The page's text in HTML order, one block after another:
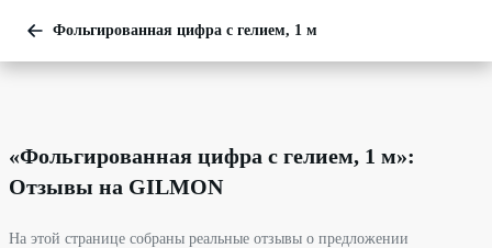
Фольгированная цифра с гелием, 1 м
«Фольгированная цифра с гелием, 1 м»:
Отзывы на GILMON
На этой странице собраны реальные отзывы о предложении